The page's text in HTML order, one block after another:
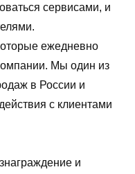
сервисами, и
ежедневно
Мы один из
в России и
с клиентами
и